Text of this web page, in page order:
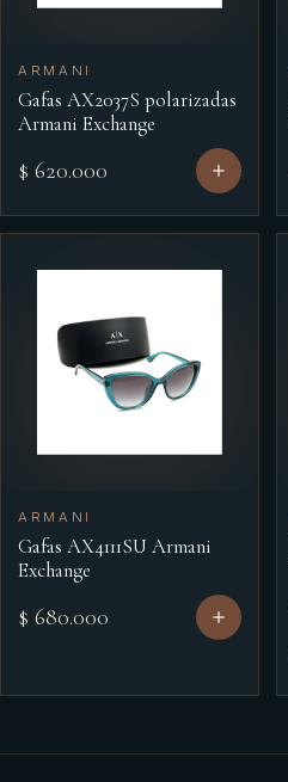
ARMANI
Gafas AX2037S polarizadas
Armani Exchange
$ 620.000
ARMANI
Gafas AX4111SU Armani
Exchange
$ 680.000